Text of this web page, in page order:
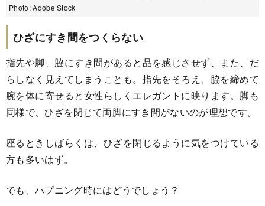
Photo: Adobe Stock
ひざにすき間をつくらない
指先や脚、脇にすき間があると品を感じさせず、また、だ
らしなく見えてしまうことも。指先をそろえ、脇を締めて
腕を体に寄せると女性らしくエレガントに映ります。脚も
同様で、ひざを閉じて両脚にすき間がないのが理想です。
座るときしばらくは、ひざを閉じるように気をつけている
方も多いはず。
でも、ハプニング時にはどうでしょう？